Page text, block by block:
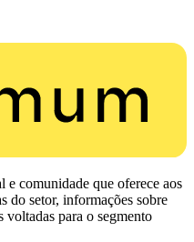
comunidade que oferece aos
do setor, informações sobre
voltadas para o segmento